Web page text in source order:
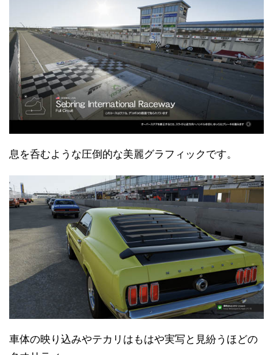
息を呑むような圧倒的な美麗グラフィックです。
車体の映り込みやテカリはもはや実写と見紛うほどの